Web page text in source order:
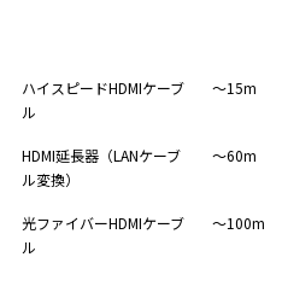
ハイスピードHDMIケーブ
ル
〜15m
HDMI延長器（LANケーブ
ル変換）
〜60m
光ファイバーHDMIケーブ
ル
〜100m